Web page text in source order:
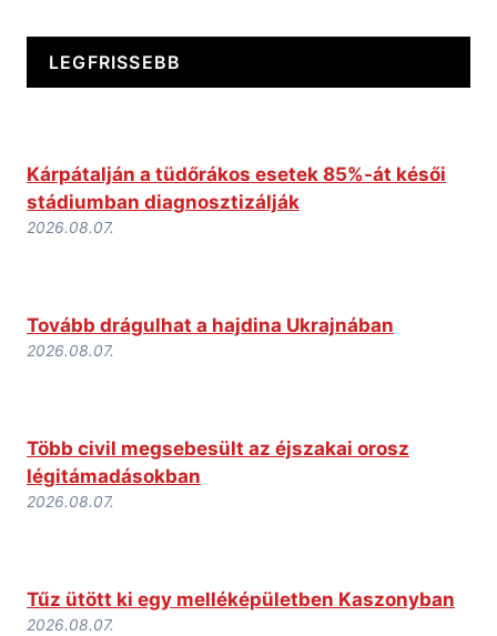
LEGFRISSEBB
Kárpátalján a tüdőrákos esetek 85%-át késői
stádiumban diagnosztizálják
2026.08.07.
Tovább drágulhat a hajdina Ukrajnában
2026.08.07.
Több civil megsebesült az éjszakai orosz
légitámadásokban
2026.08.07.
Tűz ütött ki egy melléképületben Kaszonyban
2026.08.07.